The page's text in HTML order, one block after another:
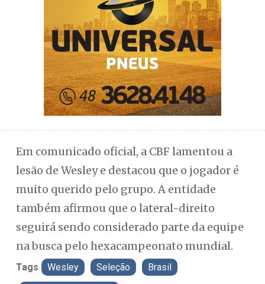
Em comunicado oficial, a CBF lamentou a
lesão de Wesley e destacou que o jogador é
muito querido pelo grupo. A entidade
também afirmou que o lateral-direito
seguirá sendo considerado parte da equipe
na busca pelo hexacampeonato mundial.
Tags Wesley Seleção Brasil